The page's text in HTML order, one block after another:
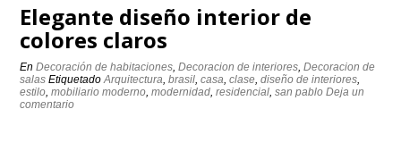
Elegante diseño interior de
colores claros
EnDecoración de habitaciones,Decoracion de interiores,Decoracion de
salas EtiquetadoArquitectura,brasil,casa,clase,diseño de interiores,
estilo,mobiliario moderno,modernidad,residencial,san pablo Deja un
comentario